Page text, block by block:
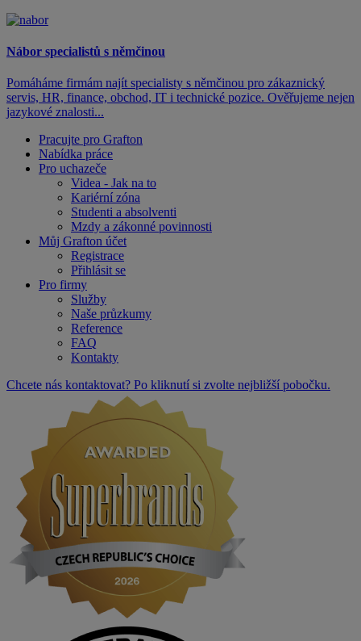
Nábor specialistů s němčinou
Pomáháme firmám najít specialisty s němčinou pro zákaznický
servis, HR, finance, obchod, IT i technické pozice. Ověřujeme nejen
jazykové znalosti...
Pracujte pro Grafton
Nabídka práce
Pro uchazeče
Videa - Jak na to
Kariérní zóna
Studenti a absolventi
Mzdy a zákonné povinnosti
Můj Grafton účet
Registrace
Přihlásit se
Pro firmy
Služby
Naše průzkumy
Reference
FAQ
Kontakty
Chcete nás kontaktovat? Po kliknutí si zvolte nejbližší pobočku.